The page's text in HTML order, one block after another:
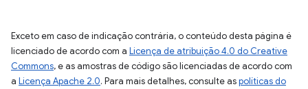
Exceto em caso de indicação contrária, o conteúdo desta página é
licenciado de acordo com a Licença de atribuição 4.0 do Creative
Commons, e as amostras de código são licenciadas de acordo com
a Licença Apache 2.0. Para mais detalhes, consulte aspolíticas do